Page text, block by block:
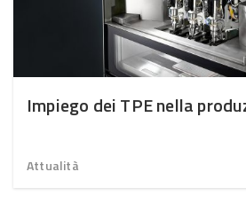
Impiego dei TPE nella
Attualità